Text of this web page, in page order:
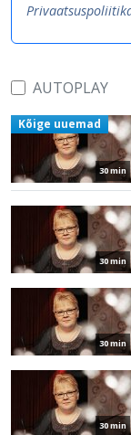
AUTOPLAY
30 min
Kõige uuemad
30 min
30 min
30 min